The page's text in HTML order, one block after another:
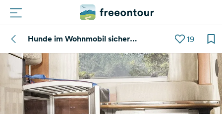
Plätze
Magazin
Hunde im Wohnmobil sicher
19